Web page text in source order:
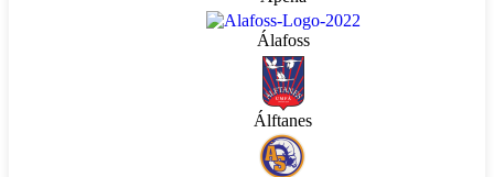
Álafoss
Álftanes